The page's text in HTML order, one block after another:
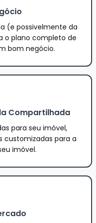
(e possivelmente da
o plano completo de
bom negócio.
Compartilhada
para seu imóvel,
customizadas para a
imóvel.